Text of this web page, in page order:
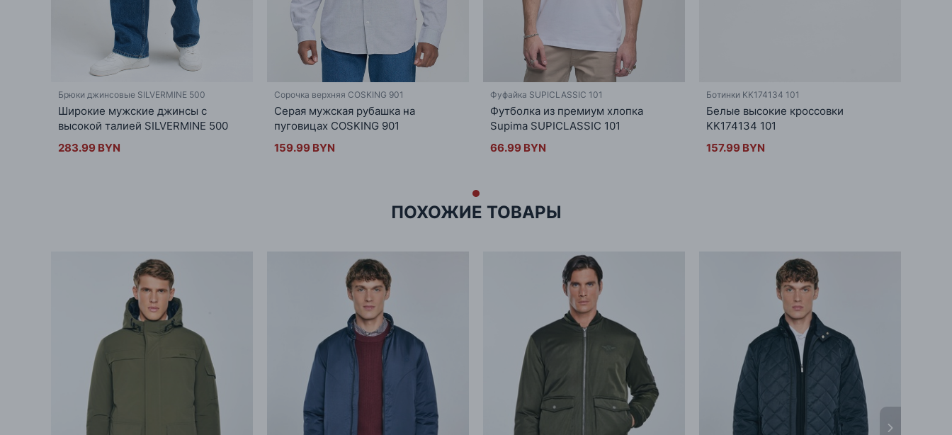
Брюки джинсовые SILVERMINE 500
Широкие мужские джинсы с
высокой талией SILVERMINE 500
283.99 BYN
Сорочка верхняя COSKING 901
Серая мужская рубашка на
пуговицах COSKING 901
159.99 BYN
Фуфайка SUPICLASSIC 101
Футболка из премиум хлопка
Supima SUPICLASSIC 101
66.99 BYN
Ботинки KK174134 101
Белые высокие кроссовки
KK174134 101
157.99 BYN
ПОХОЖИЕ ТОВАРЫ